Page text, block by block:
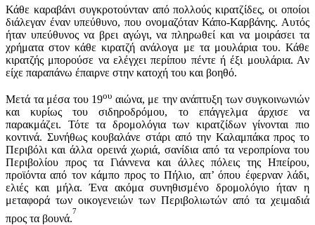
Κάθε καραβάνι συγκροτούνταν από πολλούς κιρατζίδες, οι οποίοι
διάλεγαν έναν υπεύθυνο, που ονομαζόταν Κάπο-Καρβάνης. Αυτός
ήταν υπεύθυνος να βρει αγώγι, να πληρωθεί και να μοιράσει τα
χρήματα στον κάθε κιρατζή ανάλογα με τα μουλάρια του. Κάθε
κιρατζής μπορούσε να ελέγχει περίπου πέντε ή έξι μουλάρια. Αν
είχε παραπάνω έπαιρνε στην κατοχή του και βοηθό.
Μετά τα μέσα του 19ου αιώνα, με την ανάπτυξη των συγκοινωνιών
και κυρίως του σιδηροδρόμου, το επάγγελμα άρχισε να
παρακμάζει. Τότε τα δρομολόγια των κιρατζίδων γίνονται πιο
κοντινά. Συνήθως κουβαλάνε στάρι από την Καλαμπάκα προς το
Περιβόλι και άλλα ορεινά χωριά, σανίδια από τα νεροπρίονα του
Περιβολίου προς τα Γιάννενα και άλλες πόλεις της Ηπείρου,
προϊόντα από τον κάμπο προς το Πήλιο, απ’ όπου έφερναν λάδι,
ελιές και μήλα. Ένα ακόμα συνηθισμένο δρομολόγιο ήταν η
μεταφορά των οικογενειών των Περιβολιωτών από τα χειμαδιά
προς τα βουνά.
7